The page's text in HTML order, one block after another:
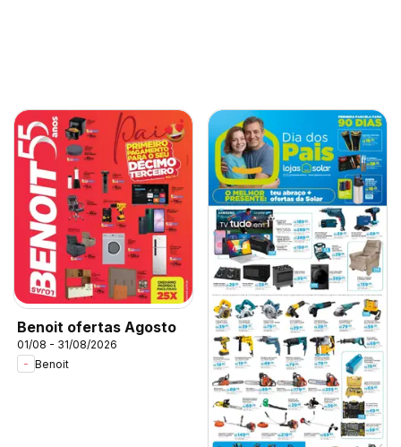
Benoit ofertas Agosto
01/08 - 31/08/2026
Benoit